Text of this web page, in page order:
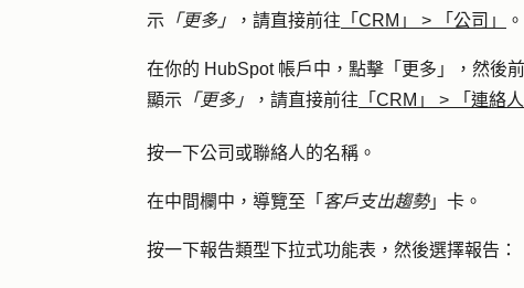
示 「更多」 ，請直接前往 「CRM」 > 「公司」 。
在你的 HubSpot 帳戶中，點擊 「更多」 ，然後
顯示 「更多」 ，請直接前往 「CRM」 > 「連絡人
按一下公司或聯絡人的名稱 。
在中間欄中，導覽至「 客戶支出趨勢」卡。
按一下報告類型下拉式功能表，然後選擇報告 ：